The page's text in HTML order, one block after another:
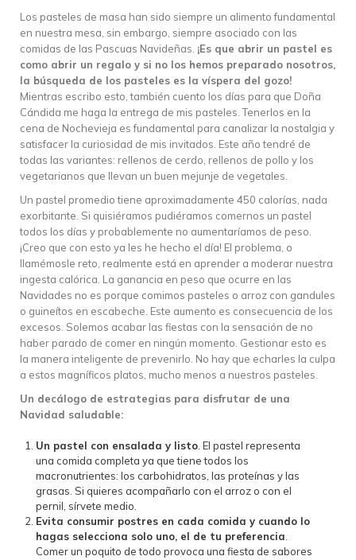
Los pasteles de masa han sido siempre un alimento fundamental
en nuestra mesa, sin embargo, siempre asociado con las
comidas de las Pascuas Navideñas. ¡Es que abrir un pastel es
como abrir un regalo y si no los hemos preparado nosotros,
la búsqueda de los pasteles es la víspera del gozo!
Mientras escribo esto, también cuento los días para que Doña
Cándida me haga la entrega de mis pasteles. Tenerlos en la
cena de Nochevieja es fundamental para canalizar la nostalgia y
satisfacer la curiosidad de mis invitados. Este año tendré de
todas las variantes: rellenos de cerdo, rellenos de pollo y los
vegetarianos que llevan un buen mejunje de vegetales.
Un pastel promedio tiene aproximadamente 450 calorías, nada
exorbitante. Si quisiéramos pudiéramos comernos un pastel
todos los días y probablemente no aumentaríamos de peso.
¡Creo que con esto ya les he hecho el día! El problema, o
llamémosle reto, realmente está en aprender a moderar nuestra
ingesta calórica. La ganancia en peso que ocurre en las
Navidades no es porque comimos pasteles o arroz con gandules
o guineítos en escabeche. Este aumento es consecuencia de los
excesos. Solemos acabar las fiestas con la sensación de no
haber parado de comer en ningún momento. Gestionar esto es
la manera inteligente de prevenirlo. No hay que echarles la culpa
a estos magníficos platos, mucho menos a nuestros pasteles.
Un decálogo de estrategias para disfrutar de una
Navidad saludable:
Un pastel con ensalada y listo . El pastel representa
una comida completa ya que tiene todos los
macronutrientes: los carbohidratos, las proteínas y las
grasas. Si quieres acompañarlo con el arroz o con el
pernil, sírvete medio.
Evita consumir postres en cada comida y cuando lo
hagas selecciona solo uno, el de tu preferencia
Comer un poquito de todo provoca una fiesta de sabores